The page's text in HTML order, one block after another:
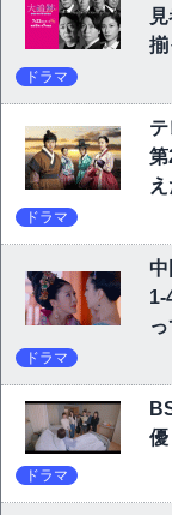
揃
ドラマ
第
ドラマ
1-
ドラマ
優
ドラマ